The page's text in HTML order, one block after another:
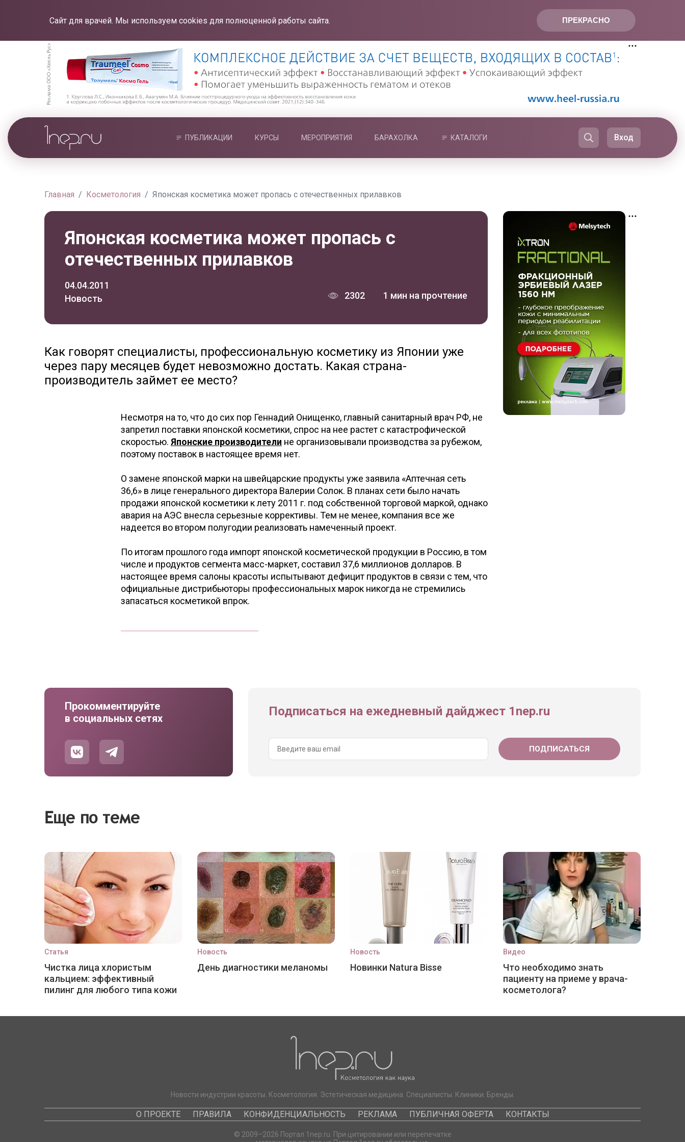
ПРЕКРАСНО
Сайт для врачей. Мы используем cookies для полноценной работы сайта.
ПУБЛИКАЦИИ КУРСЫ МЕРОПРИЯТИЯ БАРАХОЛКА КАТАЛОГИ Вход
Главная Косметология Японская косметика может пропась с отечественных прилавков
Японская косметика может пропась с
отечественных прилавков
04.04.2011
Новость
2302 1 мин на прочтение
Как говорят специалисты, профессиональную косметику из Японии уже
через пару месяцев будет невозможно достать. Какая страна-
производитель займет ее место?
Несмотря на то, что до сих пор Геннадий Онищенко, главный санитарный врач РФ, не
запретил поставки японской косметики, спрос на нее растет с катастрофической
скоростью. Японские производители не организовывали производства за рубежом,
поэтому поставок в настоящее время нет.
О замене японской марки на швейцарские продукты уже заявила «Аптечная сеть
36,6» в лице генерального директора Валерии Солок. В планах сети было начать
продажи японской косметики к лету 2011 г. под собственной торговой маркой, однако
авария на АЭС внесла серьезные коррективы. Тем не менее, компания все же
надеется во втором полугодии реализовать намеченный проект.
По итогам прошлого года импорт японской косметической продукции в Россию, в том
числе и продуктов сегмента масс-маркет, составил 37,6 миллионов долларов. В
настоящее время салоны красоты испытывают дефицит продуктов в связи с тем, что
официальные дистрибьюторы профессиональных марок никогда не стремились
запасаться косметикой впрок.
Прокомментируйте
в социальных сетях
Подписаться на ежедневный дайджест 1nep.ru
Еще по теме
Статья
Чистка лица хлористым
кальцием: эффективный
пилинг для любого типа кожи
Новость
День диагностики меланомы
Новость
Новинки Natura Bisse
Видео
Что необходимо знать
пациенту на приеме у врача-
косметолога?
Новости индустрии красоты. Косметология. Эстетическая медицина. Специалисты. Клиники. Бренды.
О ПРОЕКТЕ ПРАВИЛА КОНФИДЕНЦИАЛЬНОСТЬ РЕКЛАМА ПУБЛИЧНАЯ ОФЕРТА КОНТАКТЫ
© 2009–2026 Портал 1nep.ru. При цитировании или перепечатке